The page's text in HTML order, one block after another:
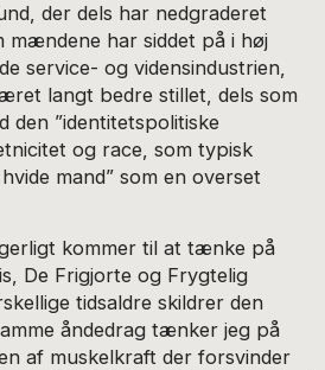
der dels har nedgraderet
mændene har siddet på i høj
service- og vidensindustrien,
langt bedre stillet, dels som
”identitetspolitiske
og race, som typisk
mand” som en overset
kommer til at tænke på
De Frigjorte og Frygtelig
tidsaldre skildrer den
åndedrag tænker jeg på
af muskelkraft der forsvinder